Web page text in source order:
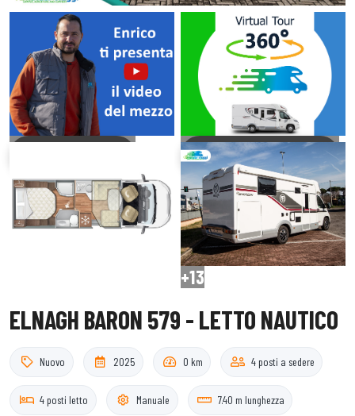
guarda il virtual tour
+13
ELNAGH BARON 579 - LETTO NAUTICO
Nuovo 2025 0 km 4 posti a sedere
4 posti letto Manuale 7.40 m lunghezza